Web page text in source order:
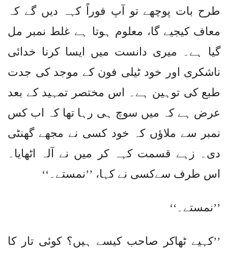
طرح بات پوچھے تو آپ فوراً کہہ دیں گے کہ
معاف کیجیے گا، معلوم ہوتا ہے غلط نمبر مل
گیا ہے۔ میری دانست میں ایسا کرنا خدائی
ناشکری اور خود ٹیلی فون کے موجد کی جدت
طبع کی توہین ہے۔ اس مختصر تمہید کے بعد
عرض ہے کہ میں سوچ ہی رہا تھا کہ اب کس
نمبر سے ملاؤں کہ خود کسی نے مجھے گھنٹی
دی۔ زہے قسمت کہہ کر میں نے آلہ اٹھایا۔
اس طرف سےکسی نے کہا، ’’نمستے۔‘‘
’’نمستے۔‘‘
’’کہیے ٹھاکر صاحب کیسے ہیں؟ کوئی تار کا